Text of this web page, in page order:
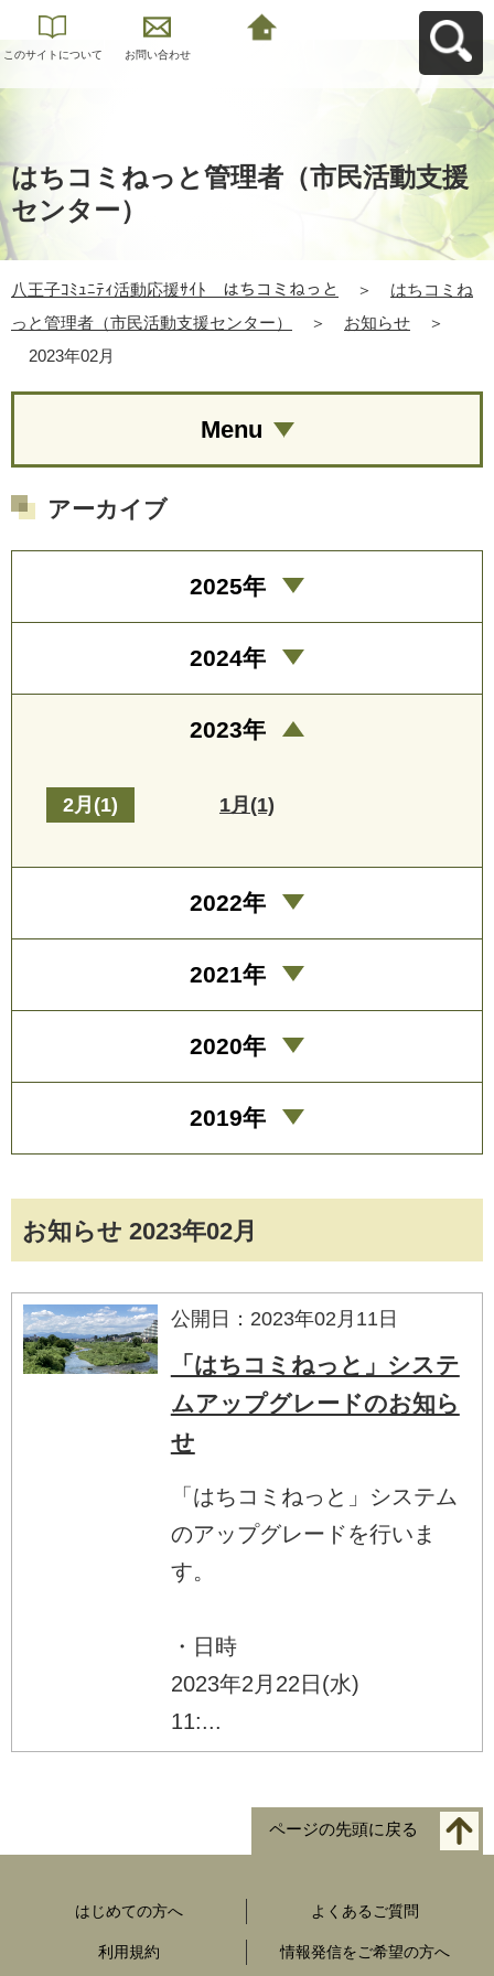
このサイトについて お問い合わせ
はちコミねっと管理者（市民活動支援
センター）
八王子ｺﾐｭﾆﾃｨ活動応援ｻｲﾄ はちコミねっと ＞
はちコミね
っと管理者（市民活動支援センター）
＞ お知らせ
＞
2023年02月
お知らせ 2023年02月
公開日：2023年02月11日
「はちコミねっと」システ
ムアップグレードのお知ら
せ
「はちコミねっと」システム
のアップグレードを行いま
す。
・日時
2023年2月22日(水)
11:...
Menu
アーカイブ
2025年
2024年
2023年
2月(1) 1月(1)
2022年
2021年
2020年
2019年
ページの先頭に戻る
はじめての方へ よくあるご質問
利用規約 情報発信をご希望の方へ